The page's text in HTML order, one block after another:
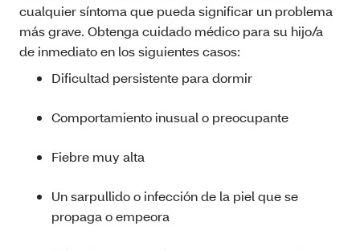
cualquier síntoma que pueda significar un problema
más grave. Obtenga cuidado médico para su hijo/a
de inmediato en los siguientes casos:
Dificultad persistente para dormir
Comportamiento inusual o preocupante
Fiebre muy alta
Un sarpullido o infección de la piel que se
propaga o empeora